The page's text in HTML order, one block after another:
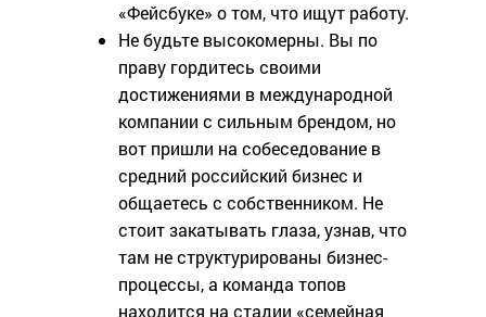
«Фейсбуке» о том, что ищут работу.
Не будьте высокомерны. Вы по
праву гордитесь своими
достижениями в международной
компании с сильным брендом, но
вот пришли на собеседование в
средний российский бизнес и
общаетесь с собственником. Не
стоит закатывать глаза, узнав, что
там не структурированы бизнес-
процессы, а команда топов
находится на стадии «семейная